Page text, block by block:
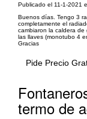
Publicado el 11-1-2021
Buenos días. Tengo 3
completamente el
cambiaron la caldera
las llaves (monotubo 4
Gracias
Pide Precio
termo de